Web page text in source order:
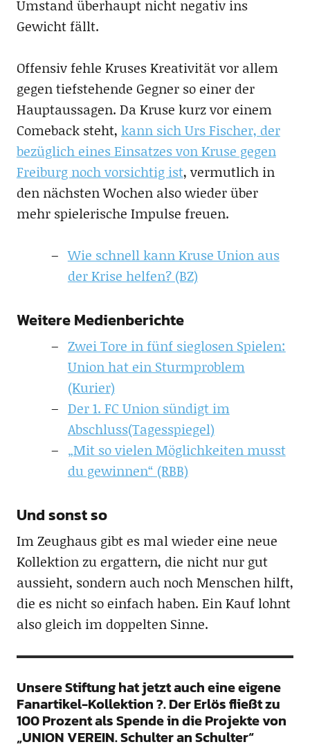
Umstand überhaupt nicht negativ ins
Gewicht fällt.
Offensiv fehle Kruses Kreativität vor allem
gegen tiefstehende Gegner so einer der
Hauptaussagen. Da Kruse kurz vor einem
Comeback steht, kann sich Urs Fischer, der
bezüglich eines Einsatzes von Kruse gegen
Freiburg noch vorsichtig ist, vermutlich in
den nächsten Wochen also wieder über
mehr spielerische Impulse freuen.
Wie schnell kann Kruse Union aus
der Krise helfen? (BZ)
Weitere Medienberichte
Zwei Tore in fünf sieglosen Spielen:
Union hat ein Sturmproblem
(Kurier)
Der 1. FC Union sündigt im
Abschluss(Tagesspiegel)
„Mit so vielen Möglichkeiten musst
du gewinnen“ (RBB)
Und sonst so
Im Zeughaus gibt es mal wieder eine neue
Kollektion zu ergattern, die nicht nur gut
aussieht, sondern auch noch Menschen hilft,
die es nicht so einfach haben. Ein Kauf lohnt
also gleich im doppelten Sinne.
Unsere Stiftung hat jetzt auch eine eigene
Fanartikel-Kollektion ?. Der Erlös fließt zu
100 Prozent als Spende in die Projekte von
„UNION VEREIN. Schulter an Schulter“